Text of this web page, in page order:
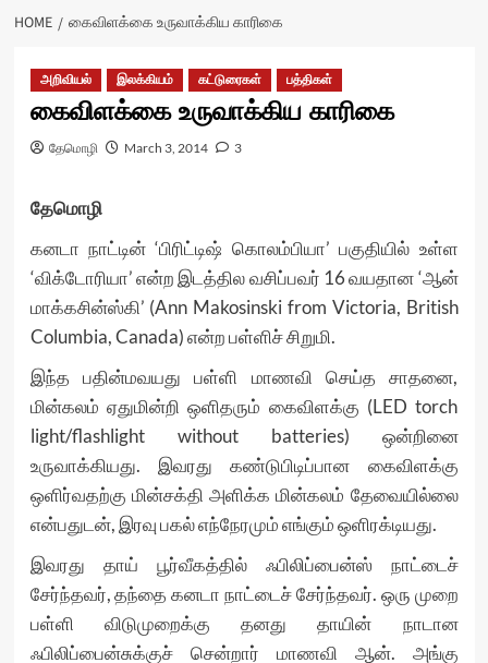
HOME கைவிளக்கை உருவாக்கிய காரிகை
அறிவியல் இலக்கியம் கட்டுரைகள் பத்திகள்
கைவிளக்கை உருவாக்கிய காரிகை
தேமொழி March 3, 2014 3
தேமொழி
கனடா நாட்டின் ‘பிரிட்டிஷ் கொலம்பியா’ பகுதியில் உள்ள
‘விக்டோரியா’ என்ற இடத்தில வசிப்பவர் 16 வயதான ‘ஆன்
மாக்கசின்ஸ்கி’ (Ann Makosinski from Victoria, British
Columbia, Canada) என்ற பள்ளிச் சிறுமி.
இந்த பதின்மவயது பள்ளி மாணவி செய்த சாதனை,
மின்கலம் ஏதுமின்றி ஒளிதரும் கைவிளக்கு (LED torch
light/flashlight without batteries) ஒன்றினை
உருவாக்கியது. இவரது கண்டுபிடிப்பான கைவிளக்கு
ஒளிர்வதற்கு மின்சக்தி அளிக்க மின்கலம் தேவையில்லை
என்பதுடன், இரவு பகல் எந்நேரமும் எங்கும் ஒளிரக்டியது.
இவரது தாய் பூர்வீகத்தில் ஃபிலிப்பைன்ஸ் நாட்டைச்
சேர்ந்தவர், தந்தை கனடா நாட்டைச் சேர்ந்தவர். ஒரு முறை
பள்ளி விடுமுறைக்கு தனது தாயின் நாடான
ஃபிலிப்பைன்சுக்குச் சென்றார் மாணவி ஆன். அங்கு